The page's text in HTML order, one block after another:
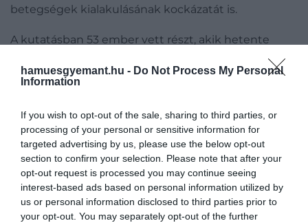
hamuesgyemant.hu - Do Not Process My Personal
Information
If you wish to opt-out of the sale, sharing to third parties, or
processing of your personal or sensitive information for
targeted advertising by us, please use the below opt-out
section to confirm your selection. Please note that after your
opt-out request is processed you may continue seeing
interest-based ads based on personal information utilized by
us or personal information disclosed to third parties prior to
your opt-out. You may separately opt-out of the further
betegségek kialakulásának kockázatát is.
A kutatásban 53 ember vett részt, akik hetente
A kísérletben résztvevők esetében a hasi zsír
edzettek.
Néhány ember olyan gyógyszert kapott, amely
blokkolja az interleukin-6 hatását. Az eredmények
azt mutatták, hogy ez a csoport hízott, ami arra utal,
hogy az interleukin-6 fontos a fogyás
szempontjából.